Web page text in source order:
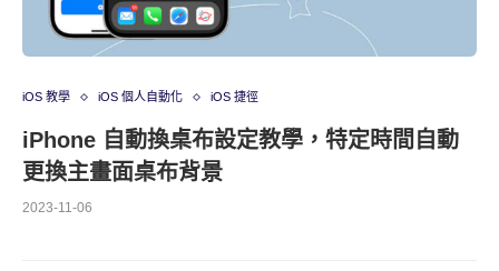
iOS 教學 iOS 個人自動化 iOS 捷徑
iPhone 自動換桌布設定教學，特定時間自動
更換主畫面桌布背景
2023-11-06